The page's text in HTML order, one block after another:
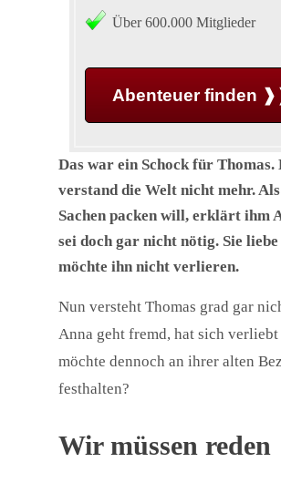
Über 600.000 Mitglieder
Abenteuer finden
Das war ein Schock für Thomas.
verstand die Welt nicht mehr.
Sachen packen will, erklärt ihm
sei doch gar nicht nötig. Sie
möchte ihn nicht verlieren.
Nun versteht Thomas grad gar
Anna geht fremd, hat sich verliebt
möchte dennoch an ihrer alten
festhalten?
Wir müssen reden